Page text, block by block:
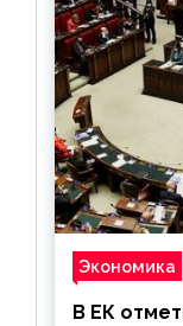
Экономика
В ЕК